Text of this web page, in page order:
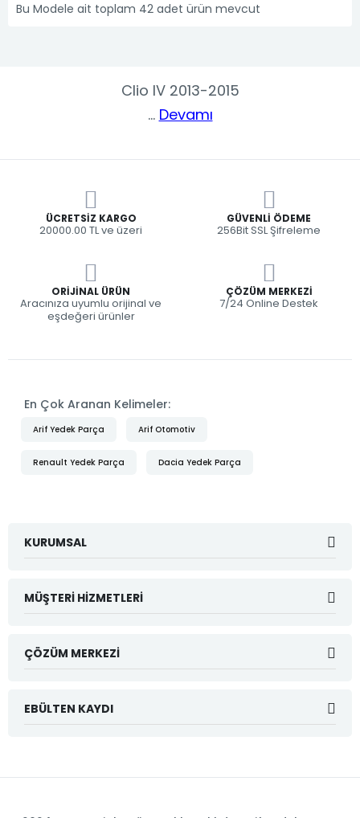
Bu Modele ait toplam 42 adet ürün mevcut
Clio IV 2013-2015
... Devamı
ÜCRETSIZ KARGO
20000.00 TL ve üzeri
GÜVENLI ÖDEME
256Bit SSL Şifreleme
ORIJINAL ÜRÜN
Aracınıza uyumlu orijinal ve
eşdeğeri ürünler
ÇÖZÜM MERKEZI
7/24 Online Destek
En Çok Aranan Kelimeler:
Arif Yedek Parça Arif Otomotiv
Renault Yedek Parça Dacia Yedek Parça
KURUMSAL
MÜŞTERI HIZMETLERI
ÇÖZÜM MERKEZI
EBÜLTEN KAYDI